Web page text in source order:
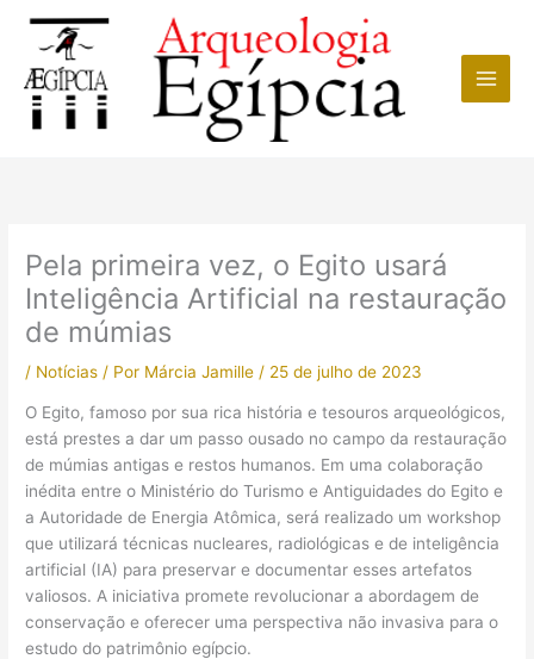
conteúdo
Pela primeira vez, o Egito usará
Inteligência Artificial na restauração
de múmias
/ Notícias / Por Márcia Jamille / 25 de julho de 2023
O Egito, famoso por sua rica história e tesouros arqueológicos,
está prestes a dar um passo ousado no campo da restauração
de múmias antigas e restos humanos. Em uma colaboração
inédita entre o Ministério do Turismo e Antiguidades do Egito e
a Autoridade de Energia Atômica, será realizado um workshop
que utilizará técnicas nucleares, radiológicas e de inteligência
artificial (IA) para preservar e documentar esses artefatos
valiosos. A iniciativa promete revolucionar a abordagem de
conservação e oferecer uma perspectiva não invasiva para o
estudo do patrimônio egípcio.